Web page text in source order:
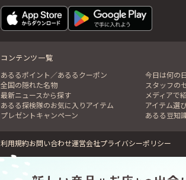
コンテンツ一覧
あるるポイント／あるるクーポン
今日は何の
全国の隠れた名物
スタッフの
最新ニュースから探す
メディアで
あるる探検隊のお気に入りアイテム
アイテム選
プレゼントキャンペーン
あるる豆知
利用規約お問い合わせ運営会社プライバシーポリシー